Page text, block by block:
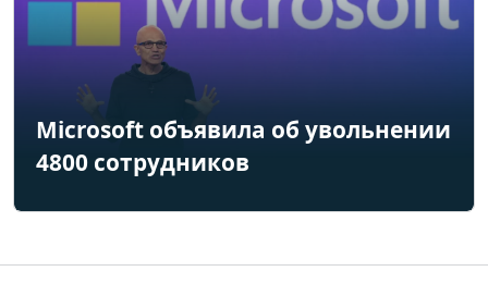
Microsoft объявила об увольнении
4800 сотрудников